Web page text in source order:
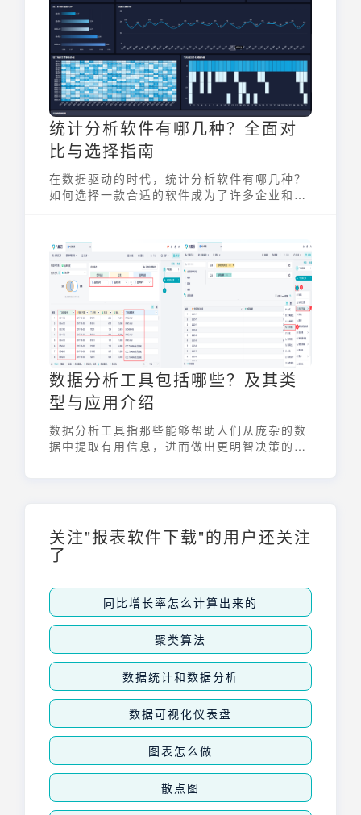
能够帮助企业发现生产瓶颈、优化资源配置、
提高生产效率，从而提升整体竞争力。掌握制
作生产统计报表的方法，是每个生产管理人员
必备的技能。
统计分析软件有哪几种？全面对
比与选择指南
在数据驱动的时代，统计分析软件有哪几种？
如何选择一款合适的软件成为了许多企业和个
从海量数据中提取有价值的信息，为决策提供
支持。本文将全面对比市面上主流的统计分析
软件，并提供选择指南，帮助读者找到最适合
自己的工具。
数据分析工具包括哪些？及其类
型与应用介绍
数据分析工具指那些能够帮助人们从庞杂的数
据中提取有用信息，进而做出更明智决策的软
关注"报表软件下载"的用户还关注
了
同比增长率怎么计算出来的
聚类算法
数据统计和数据分析
数据可视化仪表盘
图表怎么做
散点图